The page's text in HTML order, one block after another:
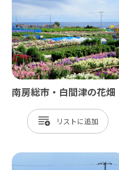
南房総市・白間津の花畑
リスト